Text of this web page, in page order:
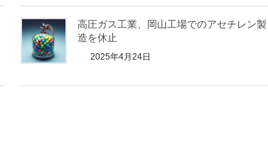
高圧ガス工業、岡山工場でのアセチレン製
造を休止
2025年4月24日